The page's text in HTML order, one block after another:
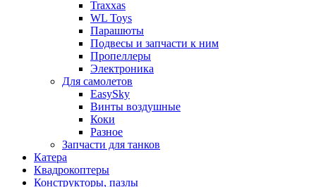
Traxxas
WL Toys
Парашюты
Подвесы и запчасти к ним
Пропеллеры
Электроника
Для самолетов
EasySky
Винты воздушные
Коки
Разное
Запчасти для танков
Катера
Квадрокоптеры
Конструкторы, пазлы